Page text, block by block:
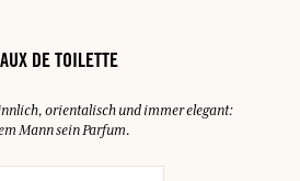
DE TOILETTE
orientalisch und immer elegant:
Mann sein Parfum.